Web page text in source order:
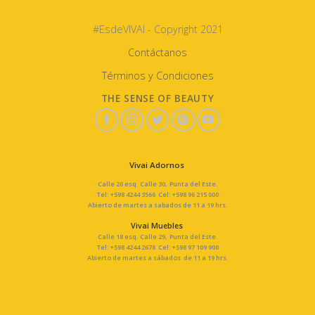
#EsdeVIVAI - Copyright 2021
Contáctanos
Términos y Condiciones
THE SENSE OF BEAUTY
Vivai Adornos
Calle 20 esq. Calle 30, Punta del Este.
Tel: +598 4244 3566 Cel: +598 96 215 000
Abierto de martes a sabados de 11 a 19 hrs.
Vivai Muebles
Calle 18 esq. Calle 29, Punta del Este.
Tel: +598 4244 2678 Cel: +598 97 109 900
Abierto de martes a sábados de 11 a 19 hrs.